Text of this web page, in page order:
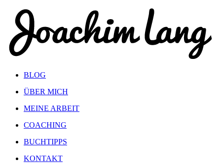
BLOG
ÜBER MICH
MEINE ARBEIT
COACHING
BUCHTIPPS
KONTAKT